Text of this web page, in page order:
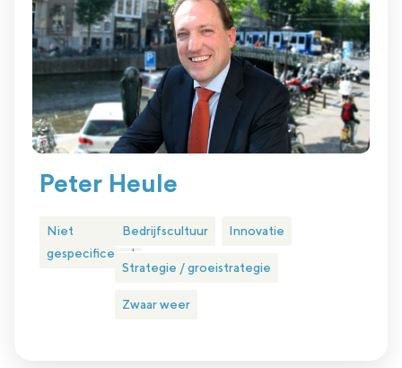
Peter Heule
Niet
gespecificeerd
Bedrijfscultuur Innovatie
Strategie / groeistrategie
Zwaar weer